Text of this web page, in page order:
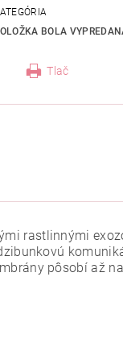
BOLA
Tlač
rastlinnými
pôsobí až